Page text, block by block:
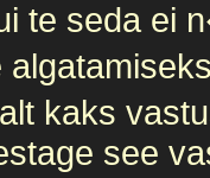
te seda ei
kaks
see